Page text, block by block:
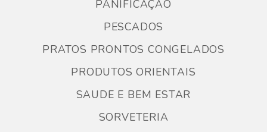
PANIFICAÇÃO
PESCADOS
PRATOS PRONTOS CONGELADOS
PRODUTOS ORIENTAIS
SAUDE E BEM ESTAR
SORVETERIA